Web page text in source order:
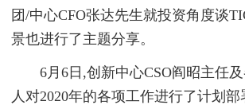
团/中心CFO张达先生就投资角度谈
景也进行了主题分享。
6月6日,创新中心CSO阎昭主任及
人对2020年的各项工作进行了计划部